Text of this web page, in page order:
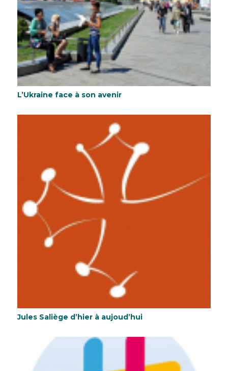
L’Ukraine face à son avenir
Jules Saliège d’hier à aujoud’hui